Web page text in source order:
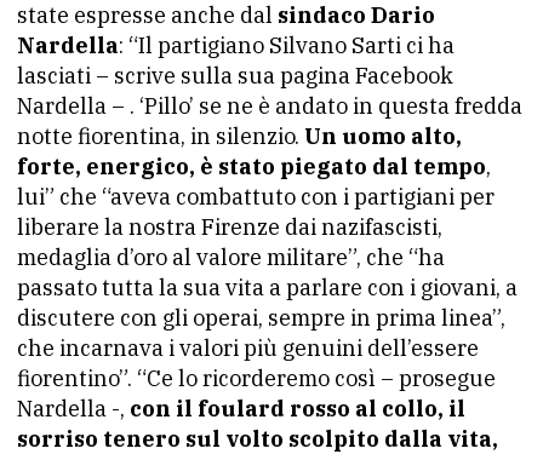
state espresse anche dal sindaco Dario
Nardella: “Il partigiano Silvano Sarti ci ha
lasciati – scrive sulla sua pagina Facebook
Nardella – . ‘Pillo’ se ne è andato in questa fredda
notte fiorentina, in silenzio. Un uomo alto,
forte, energico, è stato piegato dal tempo,
lui” che “aveva combattuto con i partigiani per
liberare la nostra Firenze dai nazifascisti,
medaglia d’oro al valore militare”, che “ha
passato tutta la sua vita a parlare con i giovani, a
discutere con gli operai, sempre in prima linea”,
che incarnava i valori più genuini dell’essere
fiorentino”. “Ce lo ricorderemo così – prosegue
Nardella -, con il foulard rosso al collo, il
sorriso tenero sul volto scolpito dalla vita,